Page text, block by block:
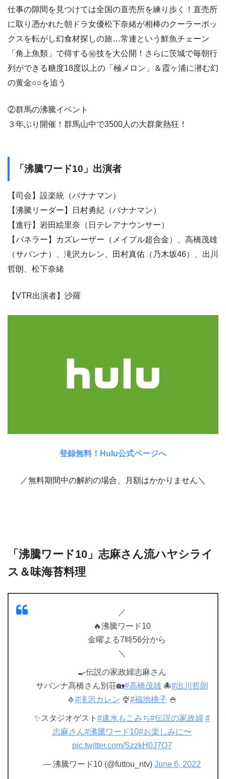
仕事の隙間を見つけては全国の直売所を練り歩く！直売所
に取り憑かれた朝ドラ女優松下奈緒が相棒のクーラーボッ
クスを転がし幻食材探しの旅…常連という鮮魚チェーン
「角上魚類」で得する㊙技を大公開！さらに茨城で毎朝行
列ができる糖度18度以上の「極メロン」＆霞ヶ浦に潜む幻
の黄金○○を追う
②群馬の沸騰イベント
３年ぶり開催！群馬山中で3500人の大群衆熱狂！
「沸騰ワード10」出演者
【司会】設楽統（バナナマン）
【沸騰リーダー】日村勇紀（バナナマン）
【進行】岩田絵里奈（日テレアナウンサー）
【パネラー】カズレーザー（メイプル超合金）、高橋茂雄
（サバンナ）、滝沢カレン、田村真佑（乃木坂46）、出川
哲朗、松下奈緒
【VTR出演者】沙羅
登録無料！Hulu公式ページへ
／無料期間中の解約の場合、月額はかかりません＼
「沸騰ワード10」志麻さん流ハヤシライ
ス＆味海苔料理
／
🔥沸騰ワード10
金曜よる7時56分から
＼
🍳伝説の家政婦志麻さん
サバンナ高橋さん別荘🏡#高橋茂雄🐙#出川哲朗
🧄 #滝沢カレン 🍨#福地桃子 🍚
✨スタジオゲスト #速水もこみち#伝説の家政婦 #
志麻さん#沸騰ワード10#お楽しみに〜
pic.twitter.com/SzzkH0J7O7
— 沸騰ワード10 (@futtou_ntv) June 6, 2022